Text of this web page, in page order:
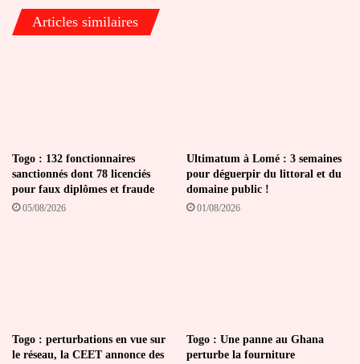
débat
voireArticles similaires
Togo : 132 fonctionnaires
sanctionnés dont 78 licenciés
pour faux diplômes et fraude
05/08/2026
Ultimatum à Lomé : 3 semaines
pour déguerpir du littoral et du
domaine public !
01/08/2026
Togo : perturbations en vue sur
le réseau, la CEET annonce des
Togo : Une panne au Ghana
perturbe la fourniture